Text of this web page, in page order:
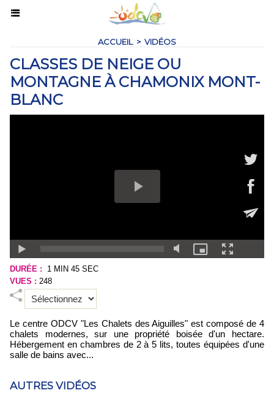
ACCUEIL > VIDÉOS
CLASSES DE NEIGE OU
MONTAGNE À CHAMONIX MONT-
BLANC
DURÉE :
1 MIN 45 SEC
VUES : 248
Le centre ODCV "Les Chalets des Aiguilles" est composé de 4
chalets modernes, sur une propriété boisée d'un hectare.
Hébergement en chambres de 2 à 5 lits, toutes équipées d'une
salle de bains avec...
AUTRES VIDÉOS